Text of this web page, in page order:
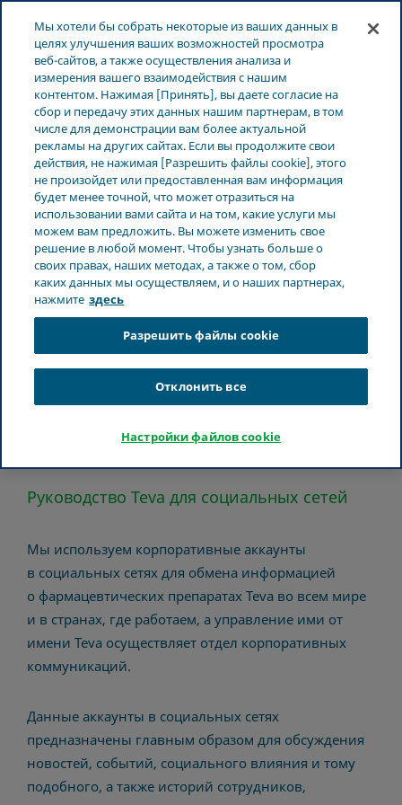
Меню
ЛАТВИЯ
Latvia Новости и СМИ Свяжитесь с нами
Свяжитесь с нами
Руководство Teva для социальных сетей
Мы используем корпоративные аккаунты
в социальных сетях для обмена информацией
о фармацевтических препаратах Teva во всем мире
и в странах, где работаем, а управление ими от
имени Teva осуществляет отдел корпоративных
коммуникаций.
Данные аккаунты в социальных сетях
предназначены главным образом для обсуждения
новостей, событий, социального влияния и тому
подобного, а также историй сотрудников,
Мы хотели бы собрать некоторые из ваших данных в
целях улучшения ваших возможностей просмотра
веб-сайтов, а также осуществления анализа и
измерения вашего взаимодействия с нашим
контентом. Нажимая [Принять], вы даете согласие на
сбор и передачу этих данных нашим партнерам, в том
числе для демонстрации вам более актуальной
рекламы на других сайтах. Если вы продолжите свои
действия, не нажимая [Разрешить файлы cookie], этого
не произойдет или предоставленная вам информация
будет менее точной, что может отразиться на
использовании вами сайта и на том, какие услуги мы
можем вам предложить. Вы можете изменить свое
решение в любой момент. Чтобы узнать больше о
своих правах, наших методах, а также о том, сбор
каких данных мы осуществляем, и о наших партнерах,
нажмите здесь
Разрешить файлы cookie
Отклонить все
Настройки файлов cookie